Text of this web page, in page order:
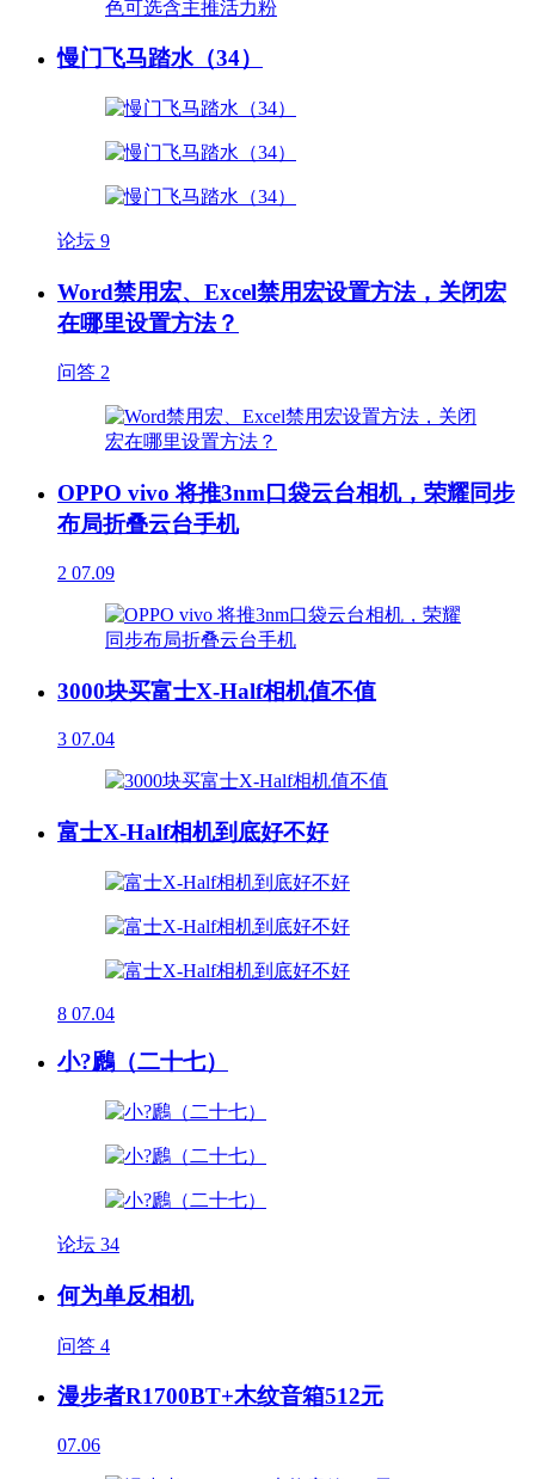
慢门飞马踏水（34）
论坛 9
Word禁用宏、Excel禁用宏设置方法，关闭宏
在哪里设置方法？
问答 2
OPPO vivo 将推3nm口袋云台相机，荣耀同步
布局折叠云台手机
2 07.09
3000块买富士X-Half相机值不值
3 07.04
富士X-Half相机到底好不好
8 07.04
小?鷉（二十七）
论坛 34
何为单反相机
问答 4
漫步者R1700BT+木纹音箱512元
07.06